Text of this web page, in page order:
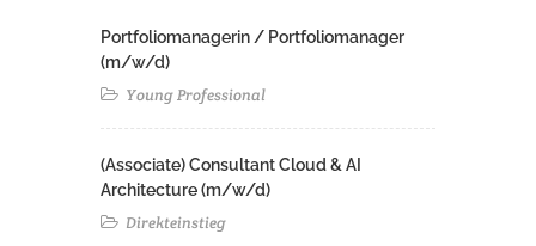
Portfoliomanagerin / Portfoliomanager
(m/w/d)
Young Professional
(Associate) Consultant Cloud & AI
Architecture (m/w/d)​ ​
Direkteinstieg